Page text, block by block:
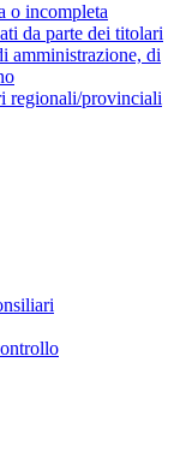
o incompleta
da parte dei titolari
amministrazione, di
regionali/provinciali